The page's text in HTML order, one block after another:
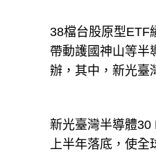
38檔台股原型ETF
帶動護國神山等半
辦，其中，新光臺
新光臺灣半導體30
上半年落底，使全